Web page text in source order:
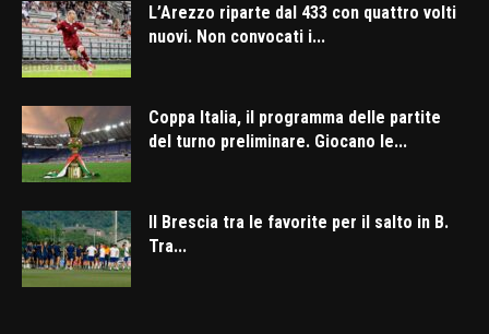
L’Arezzo riparte dal 433 con quattro volti
nuovi. Non convocati i...
Coppa Italia, il programma delle partite
del turno preliminare. Giocano le...
Il Brescia tra le favorite per il salto in B.
Tra...